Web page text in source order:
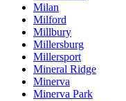
Milan
Milford
Millbury
Millersburg
Millersport
Mineral Ridge
Minerva
Minerva Park